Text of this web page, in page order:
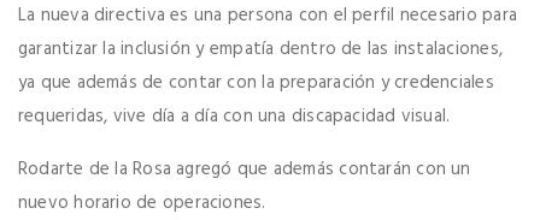
La nueva directiva es una persona con el perfil necesario para
garantizar la inclusión y empatía dentro de las instalaciones,
ya que además de contar con la preparación y credenciales
requeridas, vive día a día con una discapacidad visual.
Rodarte de la Rosa agregó que además contarán con un
nuevo horario de operaciones.